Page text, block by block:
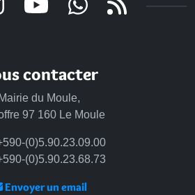
contacter
Mairie du Moule,
97 160 Le Moule
(0)5.90.23.09.00
(0)5.90.23.68.73
Envoyer un email